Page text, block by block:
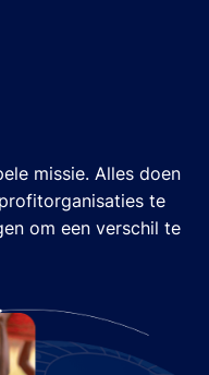
missie. Alles doen
te
om een verschil te